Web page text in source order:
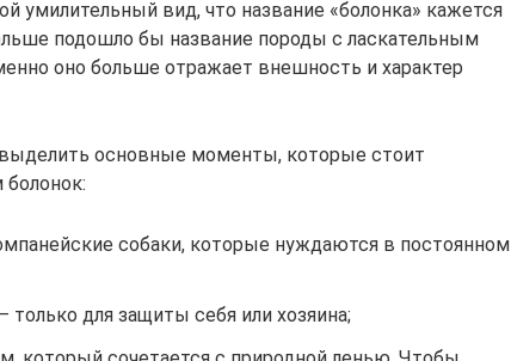
умилительный вид, что название «болонка» кажется
подошло бы название породы с ласкательным
оно больше отражает внешность и характер
основные моменты, которые стоит
собаки, которые нуждаются в постоянном
только для защиты себя или хозяина;